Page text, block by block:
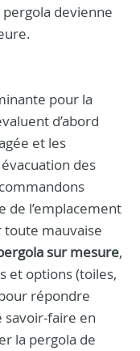
devienne
pour la
d’abord
et les
des
de l’emplacement
toute mauvaise
sur mesure,
et options (toiles,
répondre
faire en
la pergola de